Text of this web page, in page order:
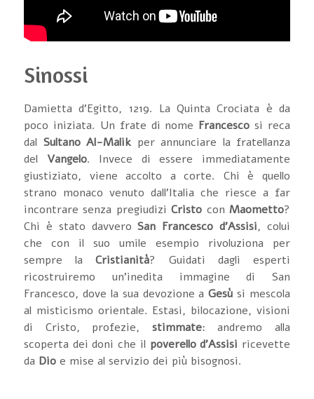
Sinossi
Damietta d'Egitto, 1219. La Quinta Crociata è da
poco iniziata. Un frate di nome Francesco si reca
dal Sultano Al-Malikper annunciare la fratellanza
del Vangelo. Invece di essere immediatamente
giustiziato, viene accolto a corte. Chi è quello
strano monaco venuto dall'Italia che riesce a far
incontrare senza pregiudiziCristo conMaometto?
Chi è stato davveroSan Francesco d'Assisi, colui
che con il suo umile esempio rivoluziona per
sempre laCristianità? Guidati dagli esperti
ricostruiremo un'inedita immagine di San
Francesco, dove la sua devozione aGesù si mescola
al misticismo orientale. Estasi, bilocazione, visioni
di Cristo, profezie, stimmate: andremo alla
scoperta dei doni che il poverello d'Assisi ricevette
da Dio e mise al servizio dei più bisognosi.